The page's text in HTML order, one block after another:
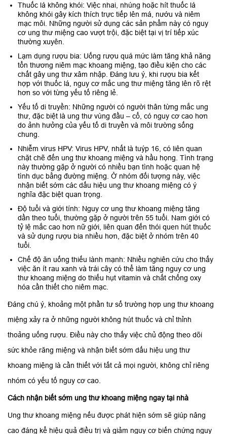
Thuốc lá không khói: Việc nhai, nhúng hoặc hít thuốc lá
không khói gây kích thích trực tiếp lên má, nướu và niêm
mạc môi. Những người sử dụng các sản phẩm này có nguy
cơ ung thư miệng cao vượt trội, đặc biệt tại vị trí tiếp xúc
thường xuyên.
Lạm dụng rượu bia: Uống rượu quá mức làm tăng khả năng
tổn thương niêm mạc khoang miệng, tạo điều kiện cho các
chất gây ung thư xâm nhập. Đáng lưu ý, khi rượu bia kết
hợp với thuốc lá, nguy cơ mắc ung thư miệng tăng lên rõ rệt
hơn so với từng yếu tố riêng lẻ.
Yếu tố di truyền: Những người có người thân từng mắc ung
thư, đặc biệt là ung thư vùng đầu – cổ, có nguy cơ cao hơn
do ảnh hưởng của yếu tố di truyền và môi trường sống
chung.
Nhiễm virus HPV: Virus HPV, nhất là tuýp 16, có liên quan
chặt chẽ đến ung thư khoang miệng và hầu họng. Tình trạng
này thường gặp ở người có nhiều bạn tình hoặc quan hệ
tình dục bằng đường miệng. Ở nhóm đối tượng này, việc
nhận biết sớm các dấu hiệu ung thư khoang miệng có ý
nghĩa đặc biệt quan trọng.
Độ tuổi và giới tính: Nguy cơ ung thư khoang miệng tăng
dần theo tuổi, thường gặp ở người trên 55 tuổi. Nam giới có
tỷ lệ mắc cao hơn nữ giới, liên quan đến thói quen hút thuốc
và sử dụng rượu bia nhiều hơn, đặc biệt ở nhóm trên 40
tuổi.
Chế độ ăn uống thiếu lành mạnh: Nhiều nghiên cứu cho thấy
việc ăn ít rau xanh và trái cây có thể làm tăng nguy cơ ung
thư khoang miệng do thiếu hụt vitamin và chất chống oxy
hóa cần thiết cho niêm mạc.
Đáng chú ý, khoảng một phần tư số trường hợp ung thư khoang
miệng xảy ra ở những người không hút thuốc và chỉ thỉnh
thoảng uống rượu. Điều này cho thấy việc chủ động theo dõi
sức khỏe răng miệng và nhận biết sớm dấu hiệu ung thư
khoang miệng là cần thiết với tất cả mọi người, không chỉ riêng
nhóm có yếu tố nguy cơ cao.
Cách nhận biết sớm ung thư khoang miệng ngay tại nhà
Ung thư khoang miệng nếu được phát hiện sớm sẽ giúp nâng
cao đáng kể hiệu quả điều trị và giảm nguy cơ biến chứng nguy